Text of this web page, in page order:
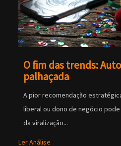
O fim das trends:
palhaçada
A pior recomendação
liberal ou dono de negócio
da viralização...
Ler Análise